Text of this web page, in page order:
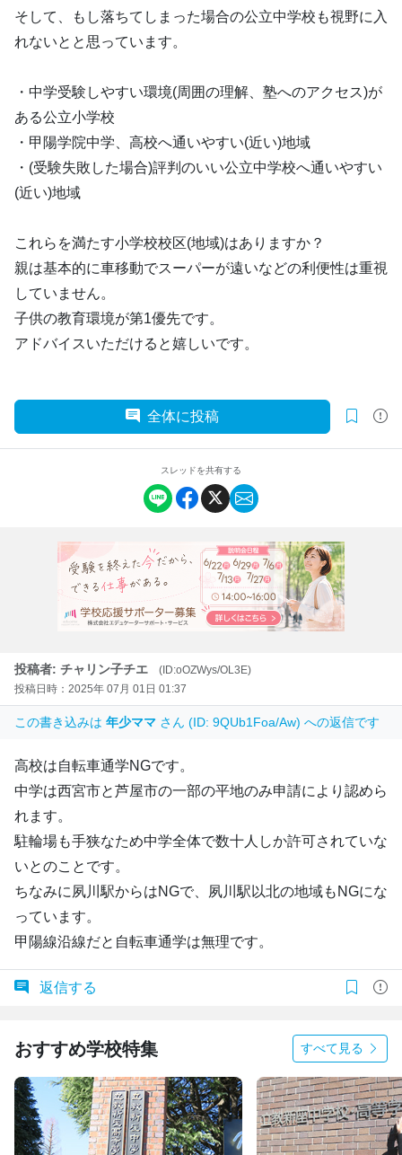
そして、もし落ちてしまった場合の公立中学校も視野に入
れないとと思っています。
・中学受験しやすい環境(周囲の理解、塾へのアクセス)が
ある公立小学校
・甲陽学院中学、高校へ通いやすい(近い)地域
・(受験失敗した場合)評判のいい公立中学校へ通いやすい
(近い)地域
これらを満たす小学校校区(地域)はありますか？
親は基本的に車移動でスーパーが遠いなどの利便性は重視
していません。
子供の教育環境が第1優先です。
アドバイスいただけると嬉しいです。
全体に投稿
スレッドを共有する
投稿者: チャリン子チエ
(ID:oOZWys/OL3E)
投稿日時：2025年 07月 01日 01:37
この書き込みは 年少ママ さん (ID: 9QUb1Foa/Aw) への返信です
高校は自転車通学NGです。
中学は西宮市と芦屋市の一部の平地のみ申請により認めら
れます。
駐輪場も手狭なため中学全体で数十人しか許可されていな
いとのことです。
ちなみに夙川駅からはNGで、夙川駅以北の地域もNGにな
っています。
甲陽線沿線だと自転車通学は無理です。
返信する
おすすめ学校特集 すべて見る